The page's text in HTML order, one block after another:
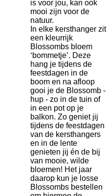
is voor jou, kan ook
mooi zijn voor de
natuur.
In elke kersthanger zit
een kleurrijk
Blossombs bloem
‘bommetje’. Deze
hang je tijdens de
feestdagen in de
boom en na afloop
gooi je de Blossomb -
hup - zo in de tuin of
in een pot op je
balkon. Zo geniet jij
tijdens de feestdagen
van de kersthangers
en in de lente
genieten jij én de bij
van mooie, wilde
bloemen! Het jaar
daarop kun je losse
Blossombs bestellen